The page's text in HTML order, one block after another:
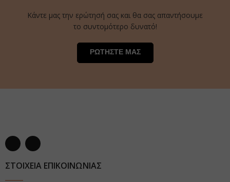
Κάντε μας την ερώτησή σας και θα σας απαντήσουμε
το συντομότερο δυνατό!
ΡΩΤΗΣΤΕ ΜΑΣ
ΣΤΟΙΧΕΙΑ ΕΠΙΚΟΙΝΩΝΙΑΣ